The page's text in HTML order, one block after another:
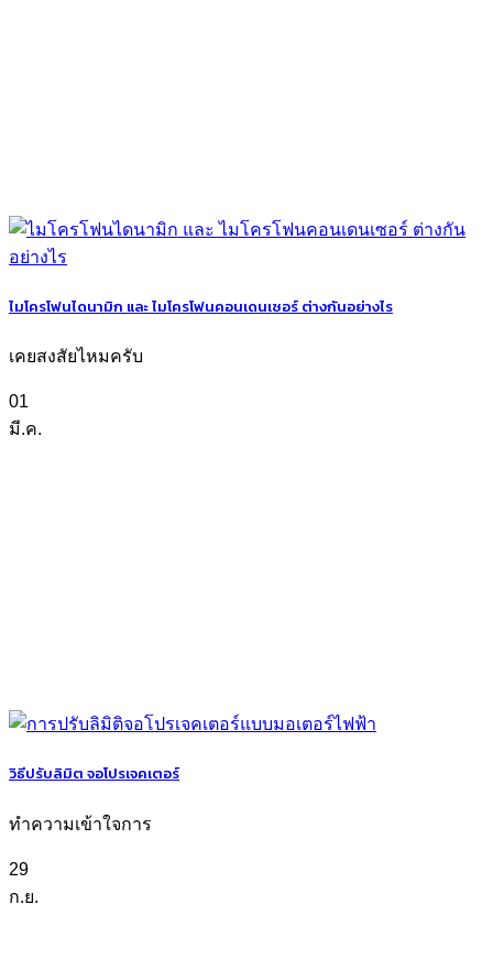
ไมโครโฟนไดนามิก และ ไมโครโฟนคอนเดนเซอร์ ต่างกันอย่างไร
เคยสงสัยไหมครับ
01
มี.ค.
วิธีปรับลิมิต จอโปรเจคเตอร์
ทำความเข้าใจการ
29
ก.ย.